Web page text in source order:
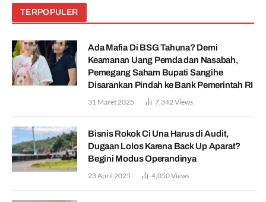
TERPOPULER
Ada Mafia Di BSG Tahuna? Demi
Keamanan Uang Pemda dan Nasabah,
Pemegang Saham Bupati Sangihe
Disarankan Pindah ke Bank Pemerintah RI
31 Maret 2025 7,342Views
Bisnis Rokok Ci Una Harus di Audit,
Dugaan Lolos Karena Back Up Aparat?
Begini Modus Operandinya
23 April 2025 4,050Views